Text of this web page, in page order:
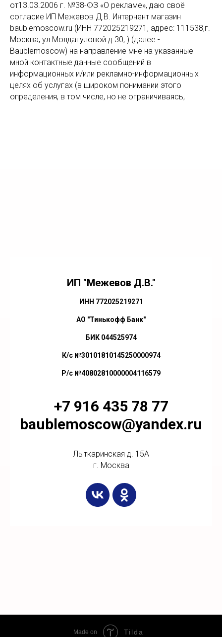
от13.03.2006 г. №38-ФЗ «О рекламе», даю своё
согласие ИП Межевов Д.В. Интернент магазин
baublemoscow.ru (ИНН 772025219271, адрес: 111538,г.
Москва, ул.Молдагуловой д.30, ) (далее -
Baublemoscow) на направление мне на указанные
мной контактные данные сообщений в
информационных и/или рекламно-информационных
целях об услугах (в широком понимании этого
определения, в том числе, но не ограничиваясь,
ИП "Межевов Д.В."
ИНН 772025219271
АО "Тинькофф Банк"
БИК 044525974
К/с №30101810145250000974
Р/с №40802810000004116579
+7 916 435 78 77
baublemoscow@yandex.ru
Лыткаринская д. 15А
г. Москва
Made on Tilda